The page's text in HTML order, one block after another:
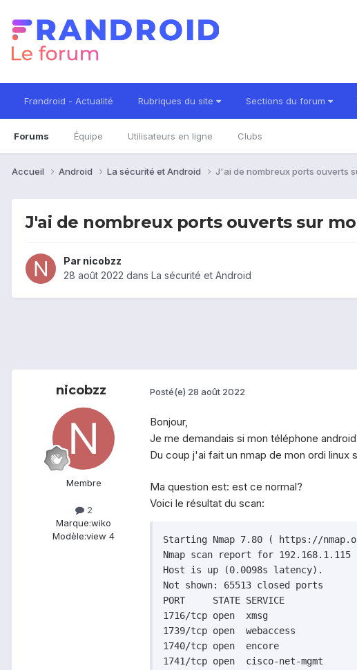
Frandroid - Actualité Rubriques du site Sections du forum
Forums Équipe Utilisateurs en ligne Clubs
Accueil Android La sécurité et Android J'ai de nombreux ports ouverts
J'ai de nombreux ports ouverts sur
Par nicobzz
28 août 2022 dans La sécurité et Android
nicobzz
Membre
2
Marque:wiko
Modèle:view 4
Posté(e) 28 août 2022
Bonjour,
Je me demandais si mon téléphone
Du coup j'ai fait un nmap de mon ordi linux
Ma question est: est ce normal?
Voici le résultat du scan:
Starting Nmap 7.80 ( https://
Nmap scan report for 192.168.1.115
Host is up (0.0098s latency).
Not shown: 65513 closed ports
PORT     STATE SERVICE
1716/tcp open  xmsg
1739/tcp open  webaccess
1740/tcp open  encore
1741/tcp open  cisco-net-mgmt